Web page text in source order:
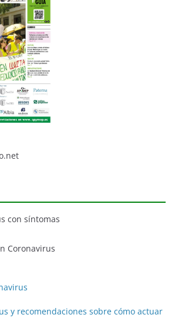
con síntomas
Coronavirus
y recomendaciones sobre cómo actuar